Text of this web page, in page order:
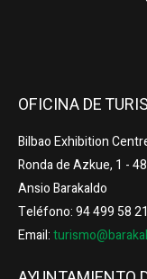
OFICINA DE
Bilbao Exhibition
Ronda de Azkue, 1 -
Ansio Barakaldo
Teléfono: 94 499 58 21
Email: